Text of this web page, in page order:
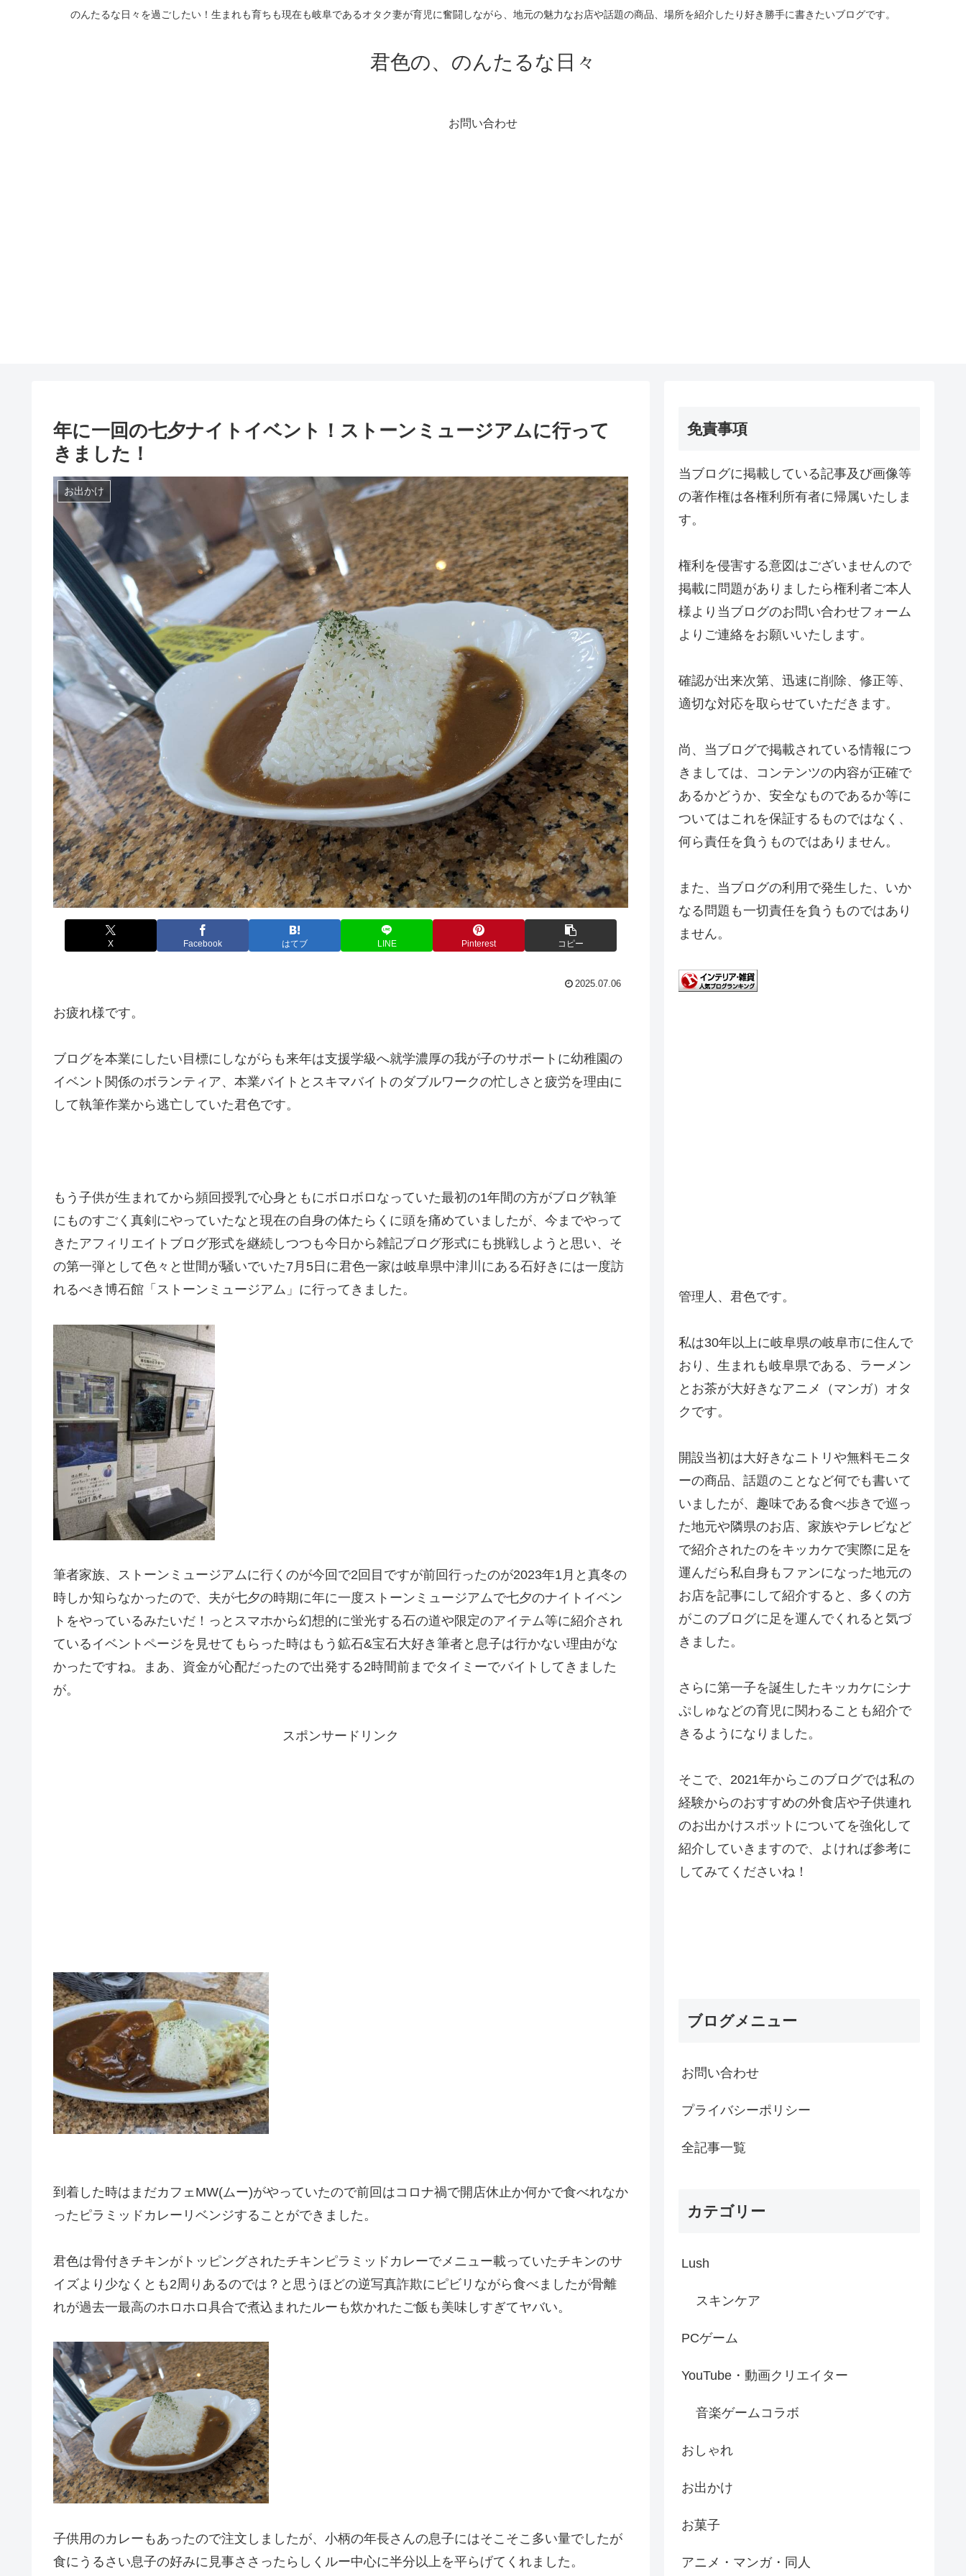
のんたるな日々を過ごしたい！生まれも育ちも現在も岐阜であるオタク妻が育児に奮闘しながら、地元の魅力なお店や話題の商品、場所を紹介したり好き勝手に書きたいブログです。
君色の、のんたるな日々
お問い合わせ
年に一回の七夕ナイトイベント！ストーンミュージアムに行って
きました！
お出かけ
X Facebook はてブ LINE Pinterest コピー
2025.07.06
お疲れ様です。
ブログを本業にしたい目標にしながらも来年は支援学級へ就学濃厚の我が子のサポートに幼稚園の
イベント関係のボランティア、本業バイトとスキマバイトのダブルワークの忙しさと疲労を理由に
して執筆作業から逃亡していた君色です。
もう子供が生まれてから頻回授乳で心身ともにボロボロなっていた最初の1年間の方がブログ執筆
にものすごく真剣にやっていたなと現在の自身の体たらくに頭を痛めていましたが、今までやって
きたアフィリエイトブログ形式を継続しつつも今日から雑記ブログ形式にも挑戦しようと思い、そ
の第一弾として色々と世間が騒いでいた7月5日に君色一家は岐阜県中津川にある石好きには一度訪
れるべき博石館「ストーンミュージアム」に行ってきました。
筆者家族、ストーンミュージアムに行くのが今回で2回目ですが前回行ったのが2023年1月と真冬の
時しか知らなかったので、夫が七夕の時期に年に一度ストーンミュージアムで七夕のナイトイベン
トをやっているみたいだ！っとスマホから幻想的に蛍光する石の道や限定のアイテム等に紹介され
ているイベントページを見せてもらった時はもう鉱石&宝石大好き筆者と息子は行かない理由がな
かったですね。まあ、資金が心配だったので出発する2時間前までタイミーでバイトしてきました
が。
スポンサードリンク
到着した時はまだカフェMW(ムー)がやっていたので前回はコロナ禍で開店休止か何かで食べれなか
ったピラミッドカレーリベンジすることができました。
君色は骨付きチキンがトッピングされたチキンピラミッドカレーでメニュー載っていたチキンのサ
イズより少なくとも2周りあるのでは？と思うほどの逆写真詐欺にピビリながら食べましたが骨離
れが過去一最高のホロホロ具合で煮込まれたルーも炊かれたご飯も美味しすぎてヤバい。
子供用のカレーもあったので注文しましたが、小柄の年長さんの息子にはそこそこ多い量でしたが
食にうるさい息子の好みに見事ささったらしくルー中心に半分以上を平らげてくれました。
免責事項
当ブログに掲載している記事及び画像等
の著作権は各権利所有者に帰属いたしま
す。
権利を侵害する意図はございませんので
掲載に問題がありましたら権利者ご本人
様より当ブログのお問い合わせフォーム
よりご連絡をお願いいたします。
確認が出来次第、迅速に削除、修正等、
適切な対応を取らせていただきます。
尚、当ブログで掲載されている情報につ
きましては、コンテンツの内容が正確で
あるかどうか、安全なものであるか等に
ついてはこれを保証するものではなく、
何ら責任を負うものではありません。
また、当ブログの利用で発生した、いか
なる問題も一切責任を負うものではあり
ません。
管理人、君色です。
私は30年以上に岐阜県の岐阜市に住んで
おり、生まれも岐阜県である、ラーメン
とお茶が大好きなアニメ（マンガ）オタ
クです。
開設当初は大好きなニトリや無料モニタ
ーの商品、話題のことなど何でも書いて
いましたが、趣味である食べ歩きで巡っ
た地元や隣県のお店、家族やテレビなど
で紹介されたのをキッカケで実際に足を
運んだら私自身もファンになった地元の
お店を記事にして紹介すると、多くの方
がこのブログに足を運んでくれると気づ
きました。
さらに第一子を誕生したキッカケにシナ
ぷしゅなどの育児に関わることも紹介で
きるようになりました。
そこで、2021年からこのブログでは私の
経験からのおすすめの外食店や子供連れ
のお出かけスポットについてを強化して
紹介していきますので、よければ参考に
してみてくださいね！
ブログメニュー
お問い合わせ
プライバシーポリシー
全記事一覧
カテゴリー
Lush
スキンケア
PCゲーム
YouTube・動画クリエイター
音楽ゲームコラボ
おしゃれ
お出かけ
お菓子
アニメ・マンガ・同人